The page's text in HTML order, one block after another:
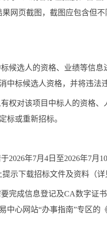
网页截图，截图应包含但不
候选人的资格、业绩等信
中标候选人资格，并将违法
权对该项目中标人的资格
标或重新招标。
2026年7月 4 日至2026年7月 10
示下载招标文件及资料（详
完成信息登记及CA数字证
中心网站“办事指南”专区的